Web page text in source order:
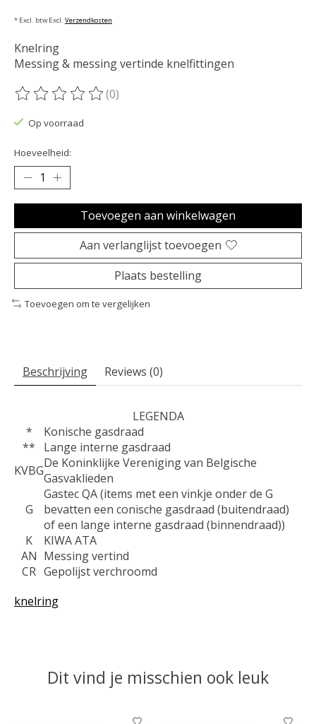
* Excl. btw Excl. Verzendkosten
Knelring
Messing & messing vertinde knelfittingen
De beoordeling van dit product is
(0)
Op voorraad
Hoeveelheid:
Toevoegen aan winkelwagen
Aan verlanglijst toevoegen
Plaats bestelling
Toevoegen om te vergelijken
Beschrijving Reviews (0)
LEGENDA
*
Konische gasdraad
**
Lange interne gasdraad
KVBGDe Koninklijke Vereniging van Belgische
Gasvaklieden
G
Gastec QA (items met een vinkje onder de G
bevatten een conische gasdraad (buitendraad)
of een lange interne gasdraad (binnendraad))
K
KIWA ATA
AN Messing vertind
CR Gepolijst verchroomd
knelring
Dit vind je misschien ook leuk
Items van productcarrousel